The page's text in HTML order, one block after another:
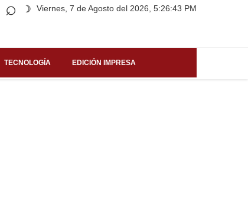
Viernes, 7 de Agosto del 2026, 5:26:43 PM
⌕ ☽
TECNOLOGÍA EDICIÓN IMPRESA